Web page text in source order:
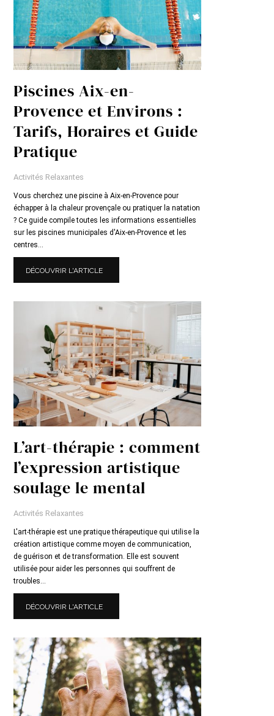
Piscines Aix-en-
Provence et Environs :
Tarifs, Horaires et Guide
Pratique
Activités Relaxantes
Vous cherchez une piscine à Aix-en-Provence pour
échapper à la chaleur provençale ou pratiquer la natation
? Ce guide compile toutes les informations essentielles
sur les piscines municipales d'Aix-en-Provence et les
centres...
DÉCOUVRIR L'ARTICLE
L’art-thérapie : comment
l’expression artistique
soulage le mental
Activités Relaxantes
L'art-thérapie est une pratique thérapeutique qui utilise la
création artistique comme moyen de communication,
de guérison et de transformation. Elle est souvent
utilisée pour aider les personnes qui souffrent de
troubles...
DÉCOUVRIR L'ARTICLE